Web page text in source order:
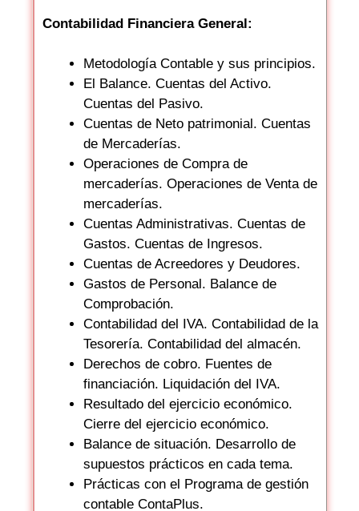
Contabilidad Financiera General:
Metodología Contable y sus principios.
El Balance. Cuentas del Activo.
Cuentas del Pasivo.
Cuentas de Neto patrimonial. Cuentas
de Mercaderías.
Operaciones de Compra de
mercaderías. Operaciones de Venta de
mercaderías.
Cuentas Administrativas. Cuentas de
Gastos. Cuentas de Ingresos.
Cuentas de Acreedores y Deudores.
Gastos de Personal. Balance de
Comprobación.
Contabilidad del IVA. Contabilidad de la
Tesorería. Contabilidad del almacén.
Derechos de cobro. Fuentes de
financiación. Liquidación del IVA.
Resultado del ejercicio económico.
Cierre del ejercicio económico.
Balance de situación. Desarrollo de
supuestos prácticos en cada tema.
Prácticas con el Programa de gestión
contable ContaPlus.